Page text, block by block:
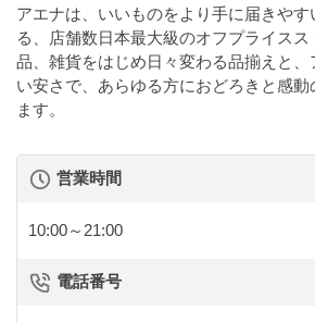
アエナは、いいものをより手に届きやす
る、店舗数日本最大級のオフプライス
品、雑貨をはじめ日々変わる品揃えと
い安さで、あらゆる方におどろきと感動
ます。
営業時間
10:00～21:00
電話番号